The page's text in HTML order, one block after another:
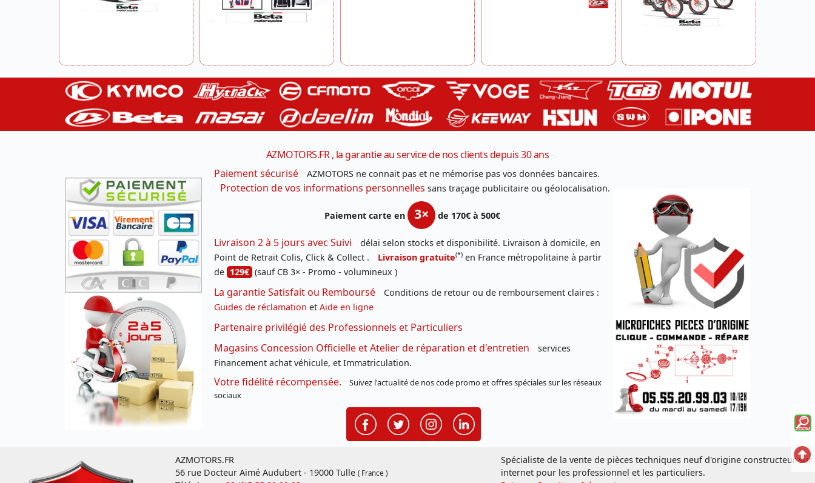
AZMOTORS.FR , la garantie au service de nos clients depuis 30 ans
Paiement sécurisé
AZMOTORS ne connait pas et ne mémorise pas vos données bancaires.
Protection de vos informations personnelles sans traçage publicitaire ou géolocalisation.
Paiement carte en 3× de 170€ à 500€
Livraison 2 à 5 jours avec Suivi
délai selon stocks et disponibilité. Livraison à domicile, en
Point de Retrait Colis, Click & Collect .
Livraison gratuite(*) en France métropolitaine à partir
de 129€ (sauf CB 3× - Promo - volumineux )
La garantie Satisfait ou Remboursé
Conditions de retour ou de remboursement claires :
Guides de réclamation et Aide en ligne
Partenaire privilégié des Professionnels et Particuliers
Magasins Concession Officielle et Atelier de réparation et d'entretien
services
Financement achat véhicule, et Immatriculation.
Votre fidélité récompensée.
Suivez l'actualité de nos code promo et offres spéciales sur les réseaux
sociaux
AZMOTORS.FR
56 rue Docteur Aimé Audubert - 19000 Tulle ( France )
Spécialiste de la vente de pièces techniques neuf d'origine constructeur sur
internet pour les professionnel et les particuliers.
la